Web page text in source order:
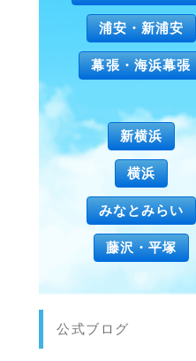
浦安・新浦安
幕張・海浜幕張
新横浜
横浜
みなとみらい
藤沢・平塚
公式ブログ